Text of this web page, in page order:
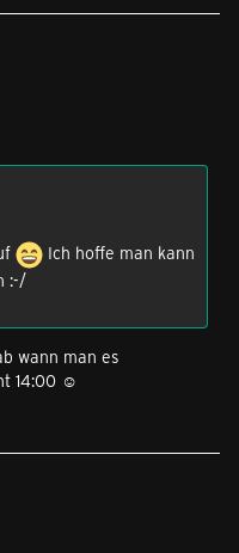
Ich hoffe man kann
:-/
wann man es
14:00 ☺️